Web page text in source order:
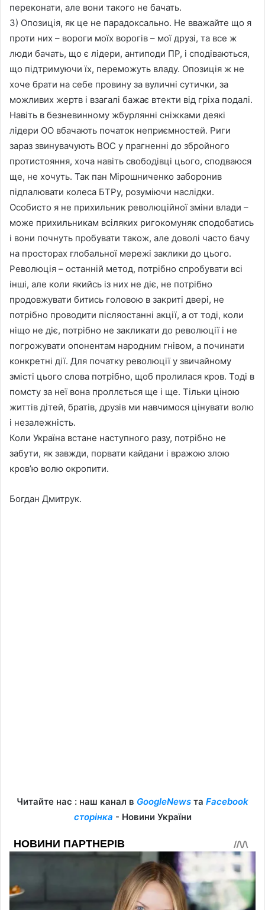
переконати, але вони такого не бачать.
3) Опозиція, як це не парадоксально. Не вважайте що я
проти них – вороги моїх ворогів – мої друзі, та все ж
люди бачать, що є лідери, антиподи ПР, і сподіваються,
що підтримуючи їх, переможуть владу. Опозиція ж не
хоче брати на себе провину за вуличні сутички, за
можливих жертв і взагалі бажає втекти від гріха подалі.
Навіть в безневинному жбурлянні сніжками деякі
лідери ОО вбачають початок неприємностей. Риги
зараз звинувачують ВОС у прагненні до збройного
протистояння, хоча навіть свободівці цього, сподваюся
ще, не хочуть. Так пан Мірошниченко заборонив
підпалювати колеса БТРу, розуміючи наслідки.
Особисто я не прихильник революційної зміни влади –
може прихильникам всіляких ригокомуняк сподобатись
і вони почнуть пробувати також, але доволі часто бачу
на просторах глобальної мережі заклики до цього.
Революція – останній метод, потрібно спробувати всі
інші, але коли якийсь із них не діє, не потрібно
продовжувати битись головою в закриті двері, не
потрібно проводити післяостанні акції, а от тоді, коли
ніщо не діє, потрібно не закликати до революції і не
погрожувати опонентам народним гнівом, а починати
конкретні дії. Для початку революції у звичайному
змісті цього слова потрібно, щоб пролилася кров. Тоді в
помсту за неї вона проллється ще і ще. Тільки ціною
життів дітей, братів, друзів ми навчимося цінувати волю
і незалежність.
Коли Україна встане наступного разу, потрібно не
забути, як завжди, порвати кайдани і вражою злою
кров’ю волю окропити.
Богдан Дмитрук.
Читайте нас : наш канал в GoogleNews та Facebook
сторінка - Новини України